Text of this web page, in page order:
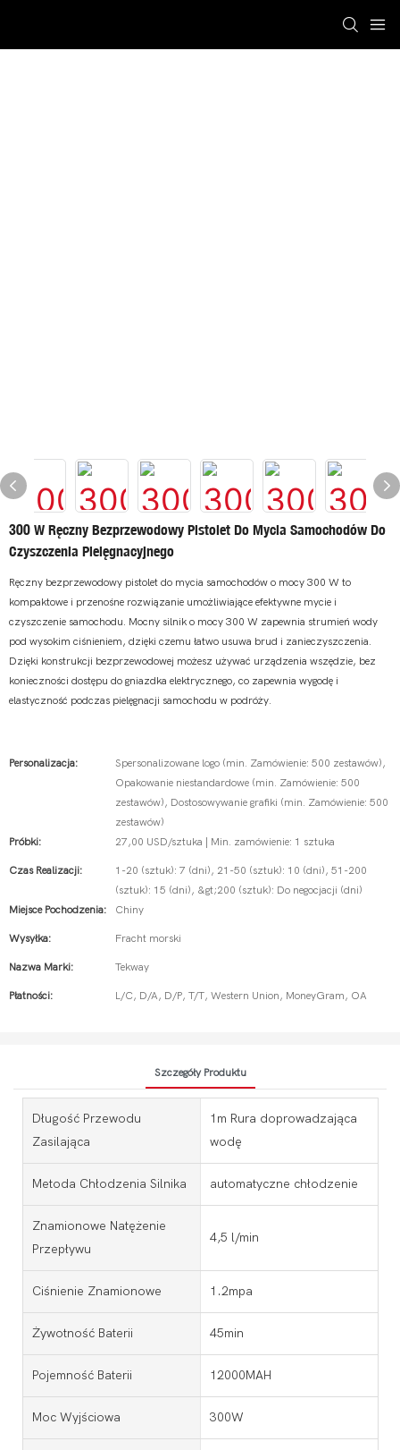
300 W Ręczny Bezprzewodowy Pistolet Do Mycia Samochodów Do
Czyszczenia Pielęgnacyjnego
Ręczny bezprzewodowy pistolet do mycia samochodów o mocy 300 W to
kompaktowe i przenośne rozwiązanie umożliwiające efektywne mycie i
czyszczenie samochodu. Mocny silnik o mocy 300 W zapewnia strumień wody
pod wysokim ciśnieniem, dzięki czemu łatwo usuwa brud i zanieczyszczenia.
Dzięki konstrukcji bezprzewodowej możesz używać urządzenia wszędzie, bez
konieczności dostępu do gniazdka elektrycznego, co zapewnia wygodę i
elastyczność podczas pielęgnacji samochodu w podróży.
Personalizacja:
Spersonalizowane logo (min. Zamówienie: 500 zestawów),
Opakowanie niestandardowe (min. Zamówienie: 500
zestawów), Dostosowywanie grafiki (min. Zamówienie: 500
zestawów)
Próbki:
27,00 USD/sztuka | Min. zamówienie: 1 sztuka
Czas Realizacji:
1-20 (sztuk): 7 (dni), 21-50 (sztuk): 10 (dni), 51-200
(sztuk): 15 (dni), &gt;200 (sztuk): Do negocjacji (dni)
Miejsce Pochodzenia:
Chiny
Wysyłka: Fracht morski
Nazwa Marki: Tekway
Płatności: L/C, D/A, D/P, T/T, Western Union, MoneyGram, OA
Szczegóły Produktu
Długość Przewodu
Zasilająca
1m Rura doprowadzająca
wodę
Metoda Chłodzenia Silnika automatyczne chłodzenie
Znamionowe Natężenie
Przepływu
4,5 l/min
Ciśnienie Znamionowe 1.2mpa
Żywotność Baterii 45min
Pojemność Baterii 12000MAH
Moc Wyjściowa 300W